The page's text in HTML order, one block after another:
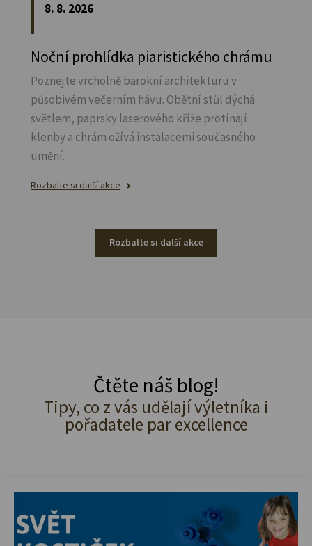
8. 8. 2026
Noční prohlídka piaristického chrámu
Poznejte vrcholně barokní architekturu v
působivém večerním hávu. Obětní stůl dýchá
světlem, paprsky laserového kříže protínají
klenby a chrám ožívá instalacemi současného
umění.
Rozbalte si další akce
Rozbalte si další akce
Čtěte náš blog!
Tipy, co z vás udělají výletníka i
pořadatele par excellence